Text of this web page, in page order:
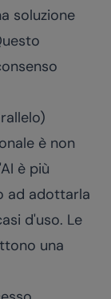
soluzione
è non
è più
ad adottarla
d'uso. Le
una